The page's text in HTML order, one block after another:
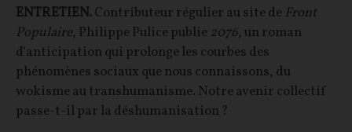
ENTRETIEN.Contributeur régulier au site de Front
Populaire, Philippe Pulice publie 2076, un roman
d'anticipation qui prolonge les courbes des
phénomènes sociaux que nous connaissons, du
wokisme au transhumanisme. Notre avenir collectif
passe-t-il par la déshumanisation ?